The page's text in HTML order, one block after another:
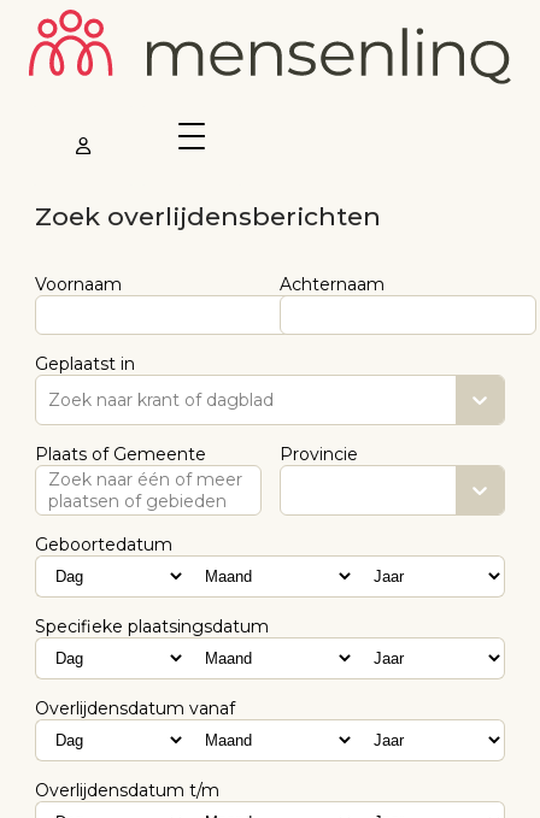
Zoek overlijdensberichten
Voornaam Achternaam
Geplaatst in
Zoek naar krant of dagblad
Plaats of Gemeente
Zoek naar één of meer
plaatsen of gebieden
Provincie
Geboortedatum
Specifieke plaatsingsdatum
Overlijdensdatum vanaf
Overlijdensdatum t/m